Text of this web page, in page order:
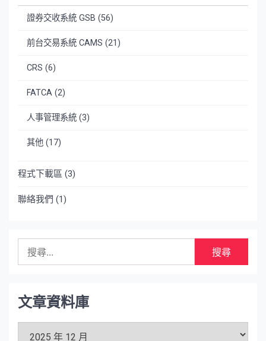
證券交收系統 GSB (56)
前台交易系統 CAMS (21)
CRS (6)
FATCA (2)
人事管理系統 (3)
其他 (17)
程式下載區 (3)
聯絡我們 (1)
字:
文章資料庫